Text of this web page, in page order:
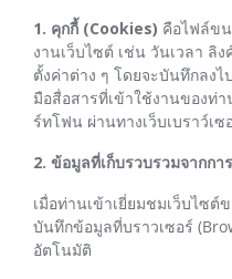
1. คุกกี้ (Cookies) คือไฟล์ขน
งานเว็บไซต์ เช่น วันเวลา ลิ
ตั้งค่าต่าง ๆ โดยจะบันทึกลง
มือสื่อสารที่เข้าใช้งานของท่
ร์ทโฟน ผ่านทางเว็บเบราว์เ
2. ข้อมูลที่เก็บรวบรวมจากกา
เมื่อท่านเข้าเยี่ยมชมเว็บไซต์
บันทึกข้อมูลที่บราวเซอร์
อัตโนมัติ